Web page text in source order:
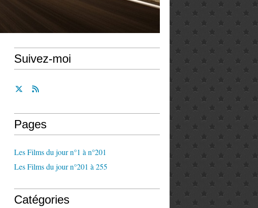
Suivez-moi
Pages
Les Films du jour n°1 à n°201
Les Films du jour n°201 à 255
Catégories